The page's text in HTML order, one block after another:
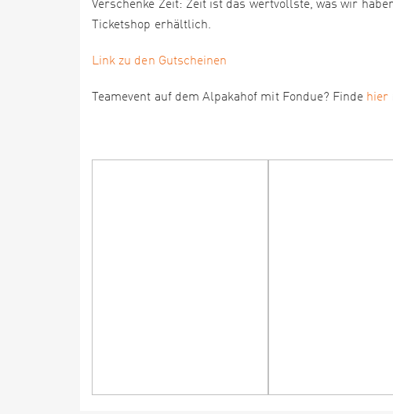
Verschenke Zeit: Zeit ist das wertvollste, was wir
Ticketshop erhältlich.
Link zu den Gutscheinen
Teamevent auf dem Alpakahof mit Fondue? Finde hier